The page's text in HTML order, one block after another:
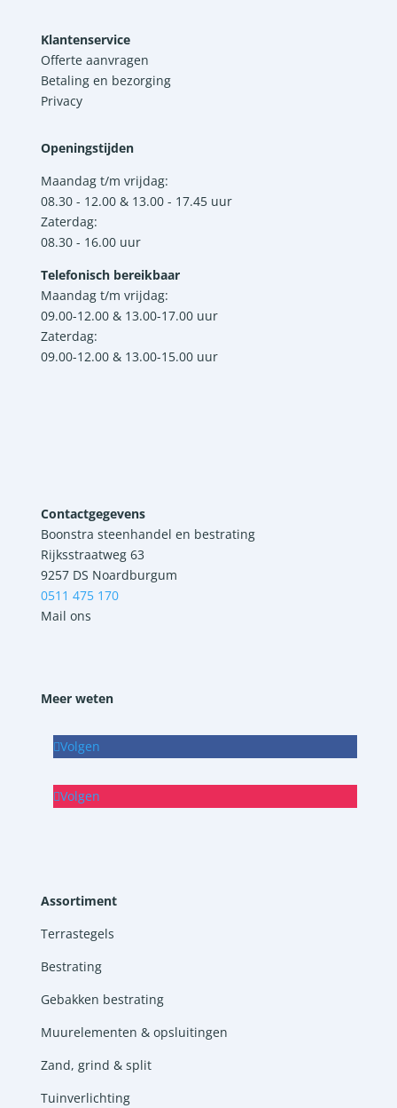
Klantenservice
Offerte aanvragen
Betaling en bezorging
Privacy
Openingstijden
Maandag t/m vrijdag:
08.30 - 12.00 & 13.00 - 17.45 uur
Zaterdag:
08.30 - 16.00 uur
Telefonisch bereikbaar
Maandag t/m vrijdag:
09.00-12.00 & 13.00-17.00 uur
Zaterdag:
09.00-12.00 & 13.00-15.00 uur
Contactgegevens
Boonstra steenhandel en bestrating
Rijksstraatweg 63
9257 DS Noardburgum
0511 475 170
Mail ons
Meer weten
Volgen
Volgen
Assortiment
Terrastegels
Bestrating
Gebakken bestrating
Muurelementen & opsluitingen
Zand, grind & split
Tuinverlichting